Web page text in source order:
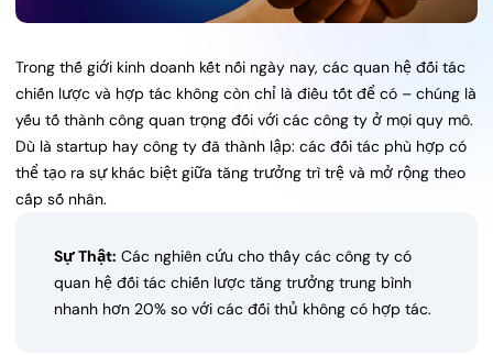
Trong thế giới kinh doanh kết nối ngày nay, các quan hệ đối tác
chiến lược và hợp tác không còn chỉ là điều tốt để có – chúng là
yếu tố thành công quan trọng đối với các công ty ở mọi quy mô.
Dù là startup hay công ty đã thành lập: các đối tác phù hợp có
thể tạo ra sự khác biệt giữa tăng trưởng trì trệ và mở rộng theo
cấp số nhân.
Sự Thật: Các nghiên cứu cho thấy các công ty có
quan hệ đối tác chiến lược tăng trưởng trung bình
nhanh hơn 20% so với các đối thủ không có hợp tác.